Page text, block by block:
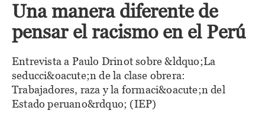
Una manera diferente de
pensar el racismo en el Perú
Entrevista a Paulo Drinot sobre &ldquo;La
seducci&oacute;n de la clase obrera:
Trabajadores, raza y la formaci&oacute;n del
Estado peruano&rdquo; (IEP)